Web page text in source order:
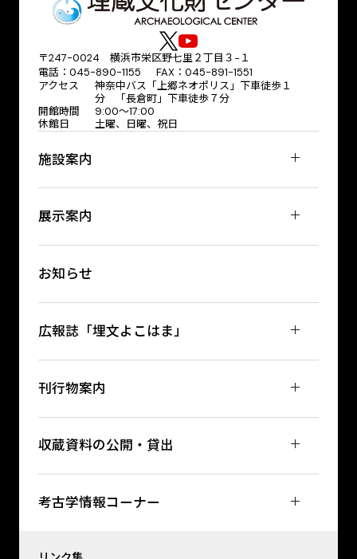
〒247-0024 横浜市栄区野七里２丁目３−１
電話：045-890-1155 FAX：045-891-1551
アクセス
神奈中バス「上郷ネオポリス」下車徒歩１
分 「長倉町」下車徒歩７分
開館時間
9:00～17:00
休館日
土曜、日曜、祝日
施設案内
展示案内
お知らせ
広報誌「埋文よこはま」
刊行物案内
収蔵資料の公開・貸出
考古学情報コーナー